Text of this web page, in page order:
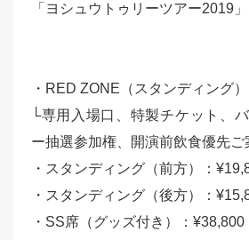
「ヨシュウトゥリーツアー2019」
・RED ZONE（スタンディング
└専用入場口、特製チケット、
ー抽選参加権、
開演前飲食優先ご
・スタンディング（前方）：
・スタンディング（後方）：
・SS席（グッズ付き）：¥38,800